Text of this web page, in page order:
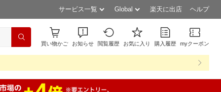
サービス一覧 Global 楽天に出店 ヘルプ
買い物かご お知らせ 閲覧履歴 お気に入り 購入履歴 myクーポン